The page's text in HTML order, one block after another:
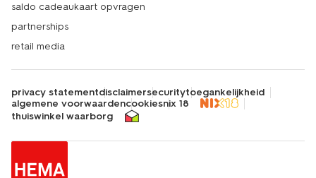
saldo cadeaukaart opvragen
partnerships
retail media
privacy statementdisclaimersecuritytoegankelijkheid
algemene voorwaardencookiesnix 18
thuiswinkel waarborg